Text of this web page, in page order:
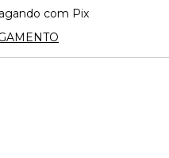
com Pix